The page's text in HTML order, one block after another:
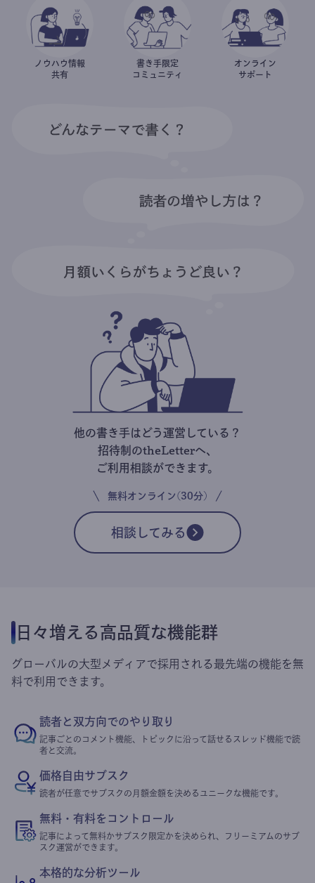
ノウハウ情報
共有
書き手限定
コミュニティ
オンライン
サポート
他の書き手はどう運営している？
招待制のtheLetterへ、
ご利用相談ができます。
無料オンライン(30分)
相談してみる
日々増える高品質な機能群
グローバルの大型メディアで採用される最先端の機能を無
料で利用できます。
読者と双方向でのやり取り
記事ごとのコメント機能、トピックに沿って話せるスレッド機能で読
者と交流。
価格自由サブスク
読者が任意でサブスクの月額金額を決めるユニークな機能です。
無料・有料をコントロール
記事によって無料かサブスク限定かを決められ、フリーミアムのサブ
スク運営ができます。
本格的な分析ツール